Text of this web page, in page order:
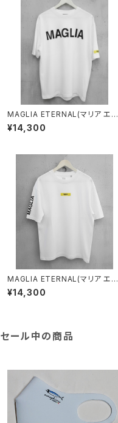
MAGLIA ETERNAL(マリア エタ
ーナル）ユニセックスＴ-シャツET.
T2000Ｗ White
¥14,300
MAGLIA ETERNAL(マリア エタ
ーナル）ユニセックスＴシャツET.
T1000W White
¥14,300
セール中の商品